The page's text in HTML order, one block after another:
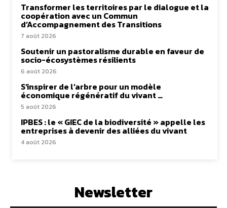
Transformer les territoires par le dialogue et la
coopération avec un Commun
d’Accompagnement des Transitions
7 août 2026
Soutenir un pastoralisme durable en faveur de
socio-écosystèmes résilients
6 août 2026
S’inspirer de l’arbre pour un modèle
économique régénératif du vivant …
5 août 2026
IPBES : le « GIEC de la biodiversité » appelle les
entreprises à devenir des alliées du vivant
4 août 2026
Newsletter